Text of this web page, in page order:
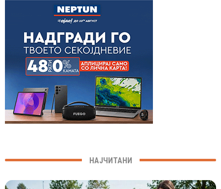
НАЈЧИТАНИ